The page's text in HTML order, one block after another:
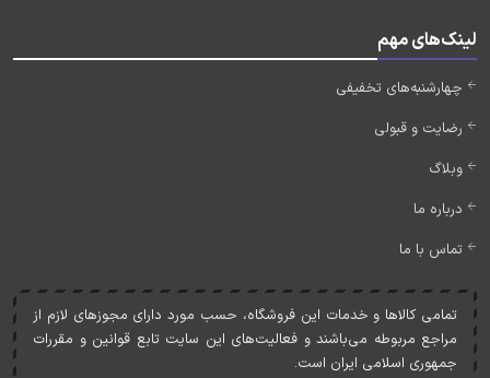
لینک‌های مهم
چهارشنبه‌های تخفیفی
رضایت و قبولی
وبلاگ
درباره ما
تماس با ما
تمامی کالاها و خدمات اين فروشگاه، حسب مورد دارای مجوزهای لازم از
مراجع مربوطه می‌باشند و فعاليت‌های اين سايت تابع قوانين و مقررات
جمهوری اسلامی ايران است.